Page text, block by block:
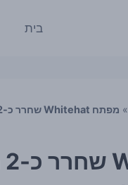
בית
» מפתח Whitehat שחרר כ-2 מיליון דולר שננעלו בחוזה ICO מ-2016 על Ethereum